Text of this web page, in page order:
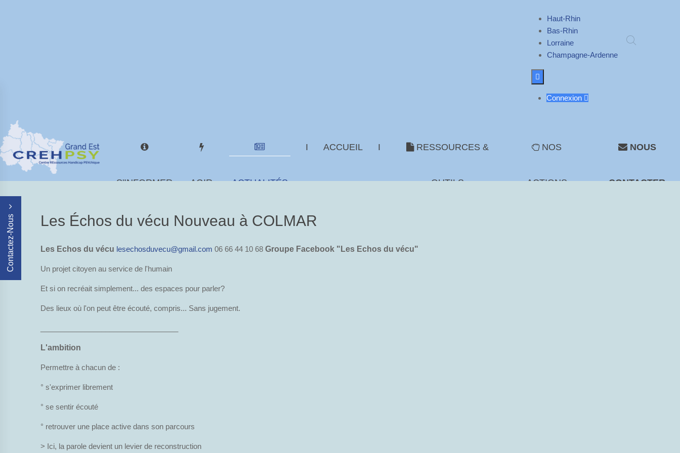
Haut-Rhin
Bas-Rhin
Lorraine
Champagne-Ardenne

Connexion 
S'INFORMER AGIR ACTUALITÉS
I ACCUEIL I RESSOURCES &
OUTILS
NOS
ACTIONS
NOUS
CONTACTER
Contactez-Nous Les Échos du vécu Nouveau à COLMAR
Les Echos du vécu lesechosduvecu@gmail.com 06 66 44 10 68 Groupe Facebook "Les Echos du vécu"
Un projet citoyen au service de l'humain
Et si on recréait simplement... des espaces pour parler?
Des lieux où l'on peut être écouté, compris... Sans jugement.
L'ambition
Permettre à chacun de :
° s'exprimer librement
° se sentir écouté
° retrouver une place active dans son parcours
> Ici, la parole devient un levier de reconstruction